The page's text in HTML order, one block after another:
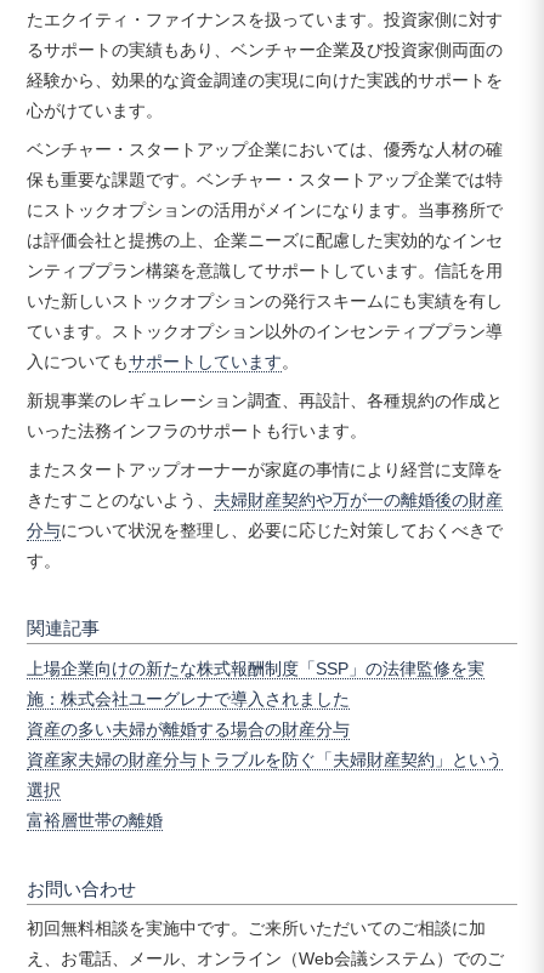
たエクイティ・ファイナンスを扱っています。投資家側に対す
るサポートの実績もあり、ベンチャー企業及び投資家側両面の
経験から、効果的な資金調達の実現に向けた実践的サポートを
心がけています。
ベンチャー・スタートアップ企業においては、優秀な人材の確
保も重要な課題です。ベンチャー・スタートアップ企業では特
にストックオプションの活用がメインになります。当事務所で
は評価会社と提携の上、企業ニーズに配慮した実効的なインセ
ンティブプラン構築を意識してサポートしています。信託を用
いた新しいストックオプションの発行スキームにも実績を有し
ています。ストックオプション以外のインセンティブプラン導
入についてもサポートしています。
新規事業のレギュレーション調査、再設計、各種規約の作成と
いった法務インフラのサポートも行います。
またスタートアップオーナーが家庭の事情により経営に支障を
きたすことのないよう、 夫婦財産契約や万が一の離婚後の財産
分与について状況を整理し、必要に応じた対策しておくべきで
す。
関連記事
上場企業向けの新たな株式報酬制度「SSP」の法律監修を実
施：株式会社ユーグレナで導入されました
資産の多い夫婦が離婚する場合の財産分与
資産家夫婦の財産分与トラブルを防ぐ「夫婦財産契約」という
選択
富裕層世帯の離婚
お問い合わせ
初回無料相談を実施中です。ご来所いただいてのご相談に加
え、お電話、メール、オンライン（Web会議システム）でのご